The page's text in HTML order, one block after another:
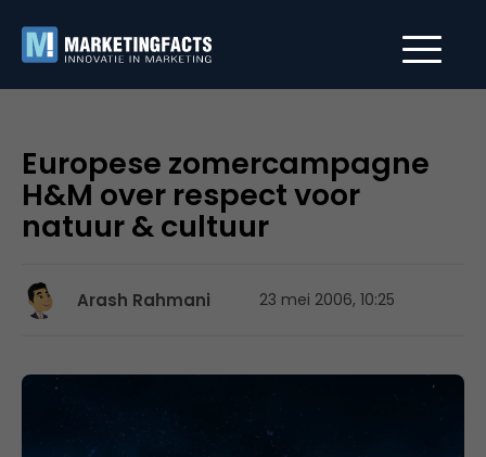
Europese zomercampagne
H&M over respect voor
natuur & cultuur
Arash Rahmani 23 mei 2006, 10:25